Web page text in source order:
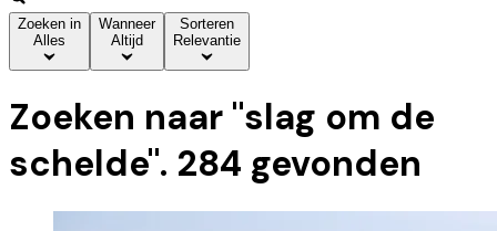
Zoeken in
Alles
Wanneer
Altijd
Sorteren
Relevantie
Zoeken naar "slag om de
schelde". 284 gevonden